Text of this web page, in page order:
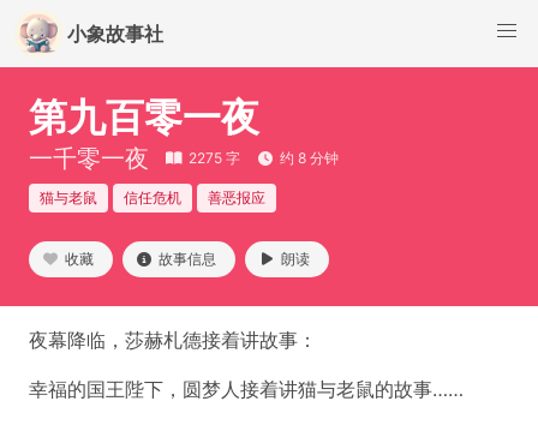
小象故事社
第九百零一夜
一千零一夜 2275 字 约 8 分钟
猫与老鼠 信任危机 善恶报应
收藏 故事信息 朗读
夜幕降临，莎赫札德接着讲故事：
幸福的国王陛下，圆梦人接着讲猫与老鼠的故事……